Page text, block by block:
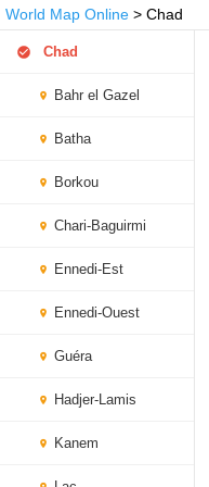
World Map Online > Chad
Chad
Bahr el Gazel
Batha
Borkou
Chari-Baguirmi
Ennedi-Est
Ennedi-Ouest
Guéra
Hadjer-Lamis
Kanem